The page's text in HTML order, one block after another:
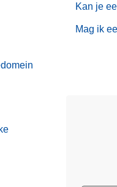
Kan je
Mag ik